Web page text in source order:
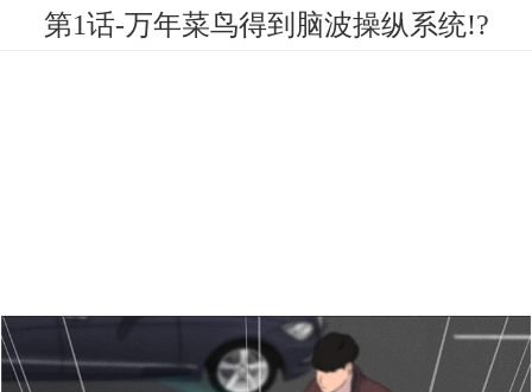
第1话-万年菜鸟得到脑波操纵系统!?